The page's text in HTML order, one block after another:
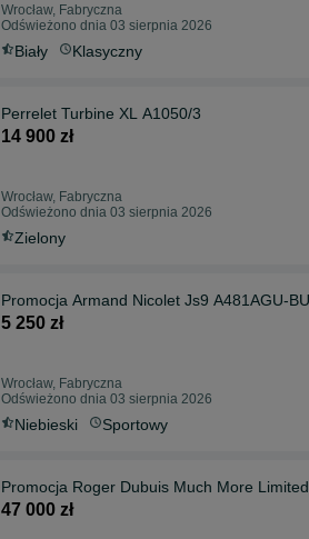
Wrocław, Fabryczna
Odświeżono dnia 03 sierpnia 2026
Biały Klasyczny
Perrelet Turbine XL A1050/3
14 900 zł
Wrocław, Fabryczna
Odświeżono dnia 03 sierpnia 2026
Zielony
Promocja Armand Nicolet Js9 A481AGU-
5 250 zł
Wrocław, Fabryczna
Odświeżono dnia 03 sierpnia 2026
Niebieski Sportowy
Promocja Roger Dubuis Much More
47 000 zł